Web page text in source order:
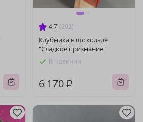
4.7 (292)
Клубника в шоколаде
"Сладкое признание"
В наличии
6 170 ₽